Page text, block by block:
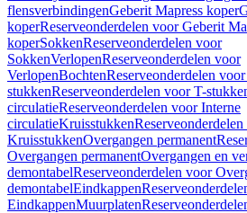
flensverbindingenGeberit Mapress koper
koperReserveonderdelen voor Geberit
koperSokkenReserveonderdelen voor
SokkenVerlopenReserveonderdelen voor
VerlopenBochtenReserveonderdelen
stukkenReserveonderdelen voor T-
circulatieReserveonderdelen voor Interne
circulatieKruisstukken
KruisstukkenOvergangen permanent
Overgangen permanentOvergangen en
demontabelReserveonderdelen voor
demontabelEindkappen
EindkappenMuurplaten